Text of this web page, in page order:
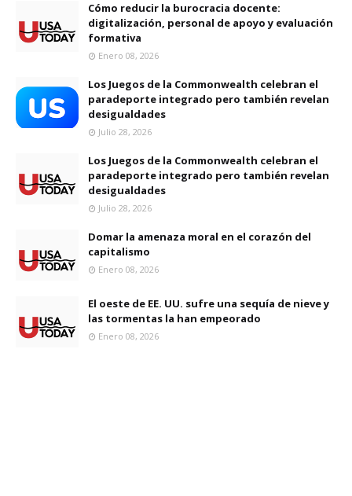
Cómo reducir la burocracia docente:
digitalización, personal de apoyo y evaluación
formativa
Enero 08, 2026
Los Juegos de la Commonwealth celebran el
paradeporte integrado pero también revelan
desigualdades
Julio 28, 2026
Los Juegos de la Commonwealth celebran el
paradeporte integrado pero también revelan
desigualdades
Julio 28, 2026
Domar la amenaza moral en el corazón del
capitalismo
Enero 08, 2026
El oeste de EE. UU. sufre una sequía de nieve y
las tormentas la han empeorado
Enero 08, 2026